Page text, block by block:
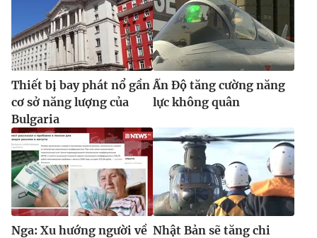
Thiết bị bay phát nổ gần
cơ sở năng lượng của
Bulgaria
Ấn Độ tăng cường năng
lực không quân
Nga: Xu hướng người về Nhật Bản sẽ tăng chi